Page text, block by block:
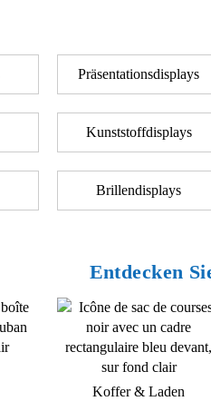
Präsentationsdisplays
Kunststoffdisplays
Brillendisplays
Entdecken
Koffer & Laden